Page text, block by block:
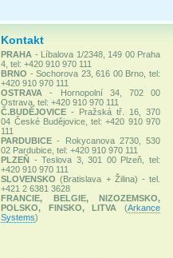
Kontakt
PRAHA - Líbalova 1/2348, 149 00 Praha
4, tel: +420 910 970 111
BRNO - Sochorova 23, 616 00 Brno, tel:
+420 910 970 111
OSTRAVA
- Hornopolní 34, 702 00
Ostrava, tel: +420 910 970 111
Č.BUDĚJOVICE - Pražská tř. 16, 370
04 České Budějovice, tel: +420 910 970
111
PARDUBICE - Rokycanova 2730, 530
02 Pardubice, tel: +420 910 970 111
PLZEŇ - Teslova 3, 301 00 Plzeň, tel:
+420 910 970 111
SLOVENSKO (Bratislava + Žilina) - tel.
+421 2 6381 3628
FRANCIE, BELGIE, NIZOZEMSKO,
POLSKO, FINSKO, LITVA
(Arkance
Systems)